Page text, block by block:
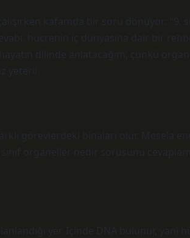
kafamda bir soru dönüyor: “9.
hücrenin iç dünyasına dair bir
dilinde anlatacağım; çünkü
yeterli.
görevlerdeki binaları olur. Mesela
organeller nedir sorusunu
yer. İçinde DNA bulunur, yani